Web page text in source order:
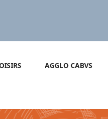
AGGLO CABVS